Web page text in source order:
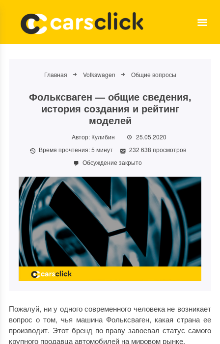
Главная Volkswagen Общие вопросы
Фольксваген — общие сведения,
история создания и рейтинг
моделей
Автор: Кулибин
25.05.2020
Время прочтения: 5 минут
232 638 просмотров
Обсуждение закрыто
Пожалуй, ни у одного современного человека не возникает
вопрос о том, чья машина Фольксваген, какая страна ее
производит. Этот бренд по праву завоевал статус самого
крупного продавца автомобилей на мировом рынке.